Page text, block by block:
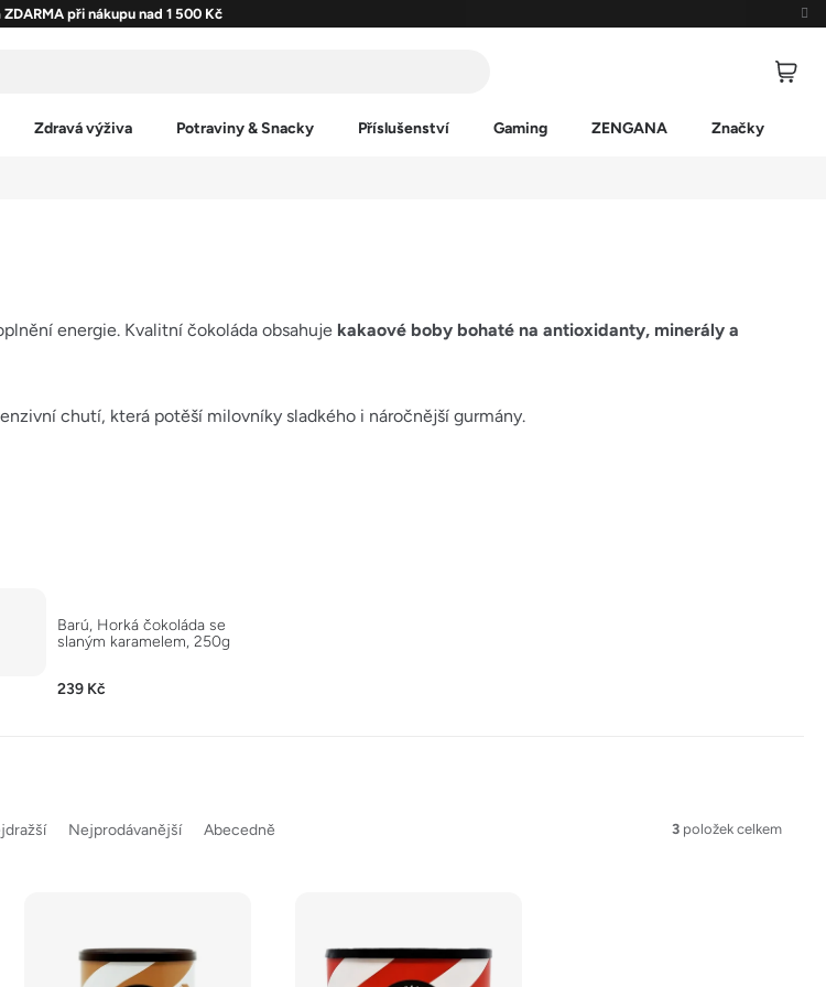
ZDARMA při nákupu nad 1 500 Kč
Zdravá výživa Potraviny & Snacky Příslušenství Gaming ZENGANA Značky
energie. Kvalitní čokoláda obsahuje kakaové boby bohaté na antioxidanty, minerály a
chutí, která potěší milovníky sladkého i náročnější gurmány.
Barú, Horká čokoláda se
slaným karamelem, 250g
239 Kč
Nejprodávanější Abecedně 3 položek celkem